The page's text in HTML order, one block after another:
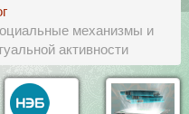
механизмы и
активности